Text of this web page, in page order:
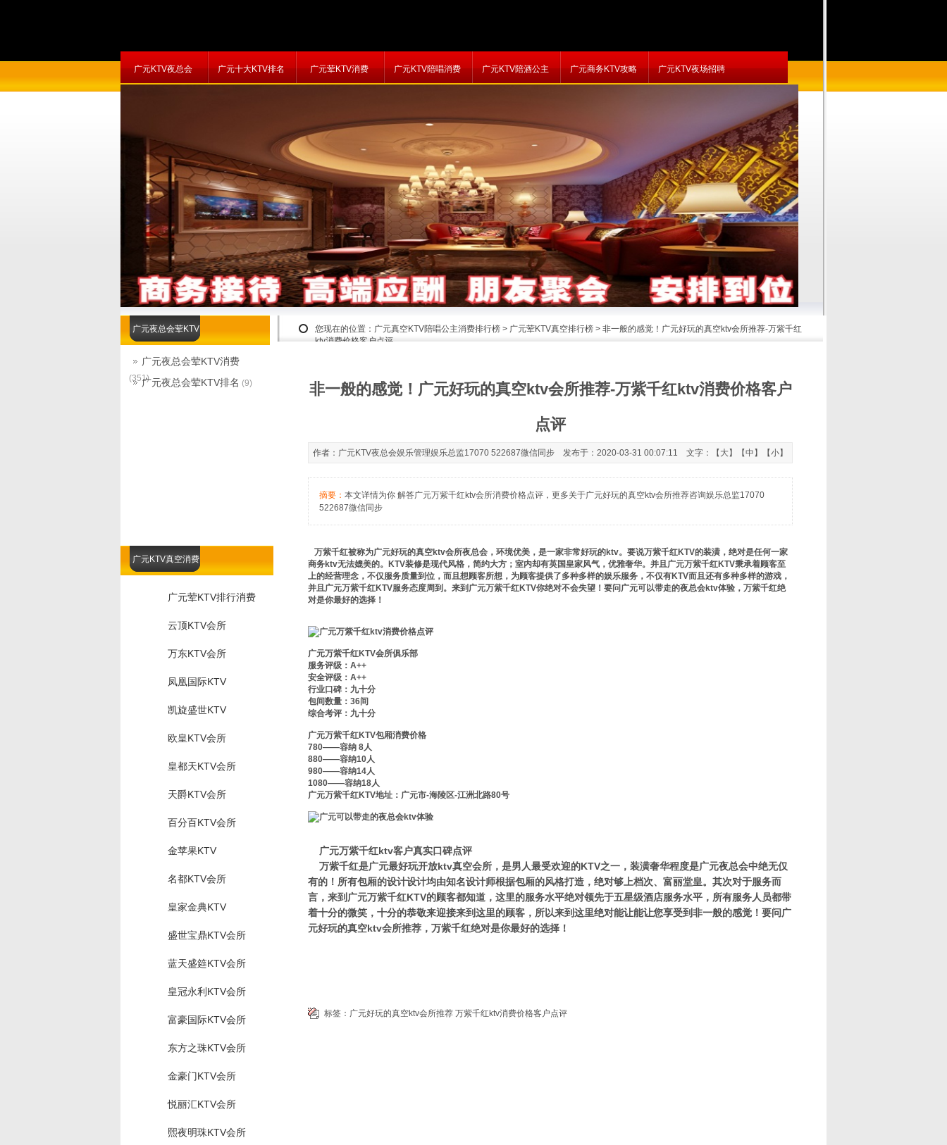
广元KTV夜总会 广元十大KTV排名 广元荤KTV消费 广元KTV陪唱消费 广元KTV陪酒公主 广元商务KTV攻略 广元KTV夜场招聘
您现在的位置： 广元真空KTV陪唱公主消费排行榜 > 广元荤KTV真空排行榜 > 非一般的感觉！广元好玩的真空ktv会所推荐-万紫千红
ktv消费价格客户点评
广元KTV真空消费
广元荤KTV排行消费
云顶KTV会所
万东KTV会所
凤凰国际KTV
凯旋盛世KTV
欧皇KTV会所
皇都天KTV会所
天爵KTV会所
百分百KTV会所
金苹果KTV
名都KTV会所
皇家金典KTV
盛世宝鼎KTV会所
蓝天盛筵KTV会所
皇冠永利KTV会所
富豪国际KTV会所
东方之珠KTV会所
金豪门KTV会所
悦丽汇KTV会所
熙夜明珠KTV会所
非一般的感觉！广元好玩的真空ktv会所推荐-万紫千红ktv消费价格客户
点评
作者：广元KTV夜总会娱乐管理娱乐总监17070 522687微信同步 发布于：2020-03-31 00:07:11 文字：【 大】【中 】【小】
摘要： 本文详情为你 解答广元万紫千红ktv会所消费价格点评，更多关于广元好玩的真空ktv会所推荐咨询娱乐总监17070
522687微信同步
万紫千红被称为广元好玩的真空ktv会所夜总会，环境优美，是一家非常好玩的ktv。要说万紫千红KTV的装潢，绝对是任何一家
商务ktv无法媲美的。KTV装修是现代风格，简约大方；室内却有英国皇家风气，优雅奢华。并且广元万紫千红KTV秉承着顾客至
上的经营理念，不仅服务质量到位，而且想顾客所想，为顾客提供了多种多样的娱乐服务，不仅有KTV而且还有多种多样的游戏，
并且广元万紫千红KTV服务态度周到。来到广元万紫千红KTV你绝对不会失望！要问广元可以带走的夜总会ktv体验，万紫千红绝
对是你最好的选择！
广元万紫千红KTV会所俱乐部
服务评级：A++
安全评级：A++
行业口碑：九十分
包间数量：36间
综合考评：九十分
广元万紫千红KTV包厢消费价格
780——容纳 8人
880——容纳10人
980——容纳14人
1080——容纳18人
广元万紫千红KTV地址：广元市-海陵区-江洲北路80号
广元万紫千红ktv客户真实口碑点评
万紫千红是广元最好玩开放ktv真空会所，是男人最受欢迎的KTV之一，装潢奢华程度是广元夜总会中绝无仅
有的！所有包厢的设计设计均由知名设计师根据包厢的风格打造，绝对够上档次、富丽堂皇。其次对于服务而
言，来到广元万紫千红KTV的顾客都知道，这里的服务水平绝对领先于五星级酒店服务水平，所有服务人员都带
着十分的微笑，十分的恭敬来迎接来到这里的顾客，所以来到这里绝对能让能让您享受到非一般的感觉！要问广
元好玩的真空ktv会所推荐，万紫千红绝对是你最好的选择！
标签： 广元好玩的真空ktv会所推荐 万紫千红ktv消费价格客户点评
广元夜总会荤KTV
广元夜总会荤KTV消费
(351)广元夜总会荤KTV排名 (9)